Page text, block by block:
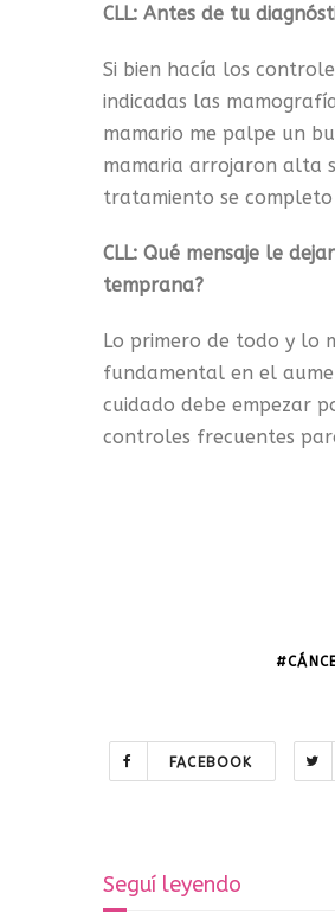
CLL: Antes de tu
Si bien hacía los
indicadas las
mamario me palpe un
mamaria arrojaron alta
tratamiento se
CLL: Qué mensaje le
temprana?
Lo primero de todo y lo
fundamental en el
cuidado debe empezar
controles frecuentes
FACEBOOK
Seguí leyendo